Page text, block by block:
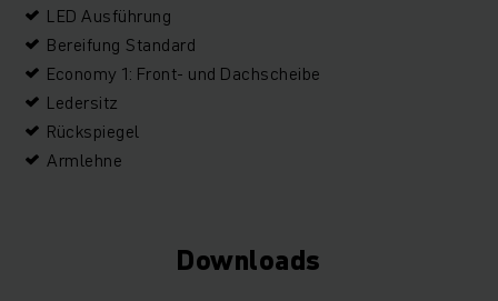
LED Ausführung
Bereifung Standard
Economy 1: Front- und Dachscheibe
Ledersitz
Rückspiegel
Armlehne
Downloads